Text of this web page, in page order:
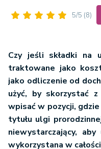
5/5 (8)
Czy jeśli składki na
traktowane jako
jako odliczenie od
użyć, by skorzystać
wpisać w pozycji,
tytułu ulgi
niewystarczający,
wykorzystana w